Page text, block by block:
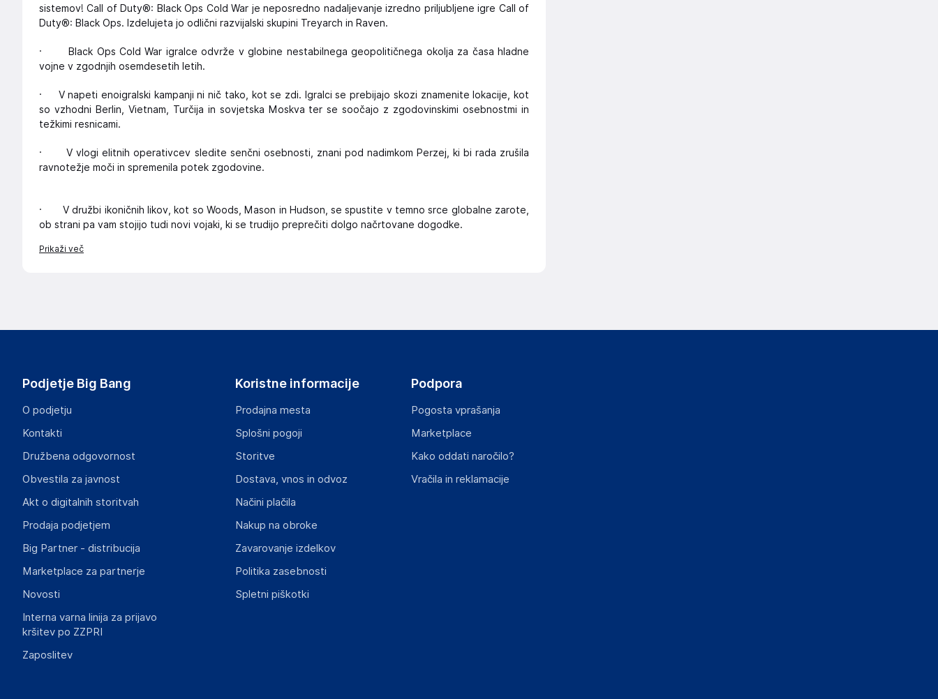
sistemov! Call of Duty®: Black Ops Cold War je neposredno nadaljevanje izredno priljubljene igre Call of
Duty®: Black Ops. Izdelujeta jo odlični razvijalski skupini Treyarch in Raven.
· Black Ops Cold War igralce odvrže v globine nestabilnega geopolitičnega okolja za časa hladne
vojne v zgodnjih osemdesetih letih.
· V napeti enoigralski kampanji ni nič tako, kot se zdi. Igralci se prebijajo skozi znamenite lokacije, kot
so vzhodni Berlin, Vietnam, Turčija in sovjetska Moskva ter se soočajo z zgodovinskimi osebnostmi in
težkimi resnicami.
· V vlogi elitnih operativcev sledite senčni osebnosti, znani pod nadimkom Perzej, ki bi rada zrušila
ravnotežje moči in spremenila potek zgodovine.
· V družbi ikoničnih likov, kot so Woods, Mason in Hudson, se spustite v temno srce globalne zarote,
ob strani pa vam stojijo tudi novi vojaki, ki se trudijo preprečiti dolgo načrtovane dogodke.
Prikaži več
Podjetje Big Bang
O podjetju
Kontakti
Družbena odgovornost
Obvestila za javnost
Akt o digitalnih storitvah
Prodaja podjetjem
Big Partner - distribucija
Marketplace za partnerje
Novosti
Interna varna linija za prijavo
kršitev po ZZPRI
Zaposlitev
Koristne informacije
Prodajna mesta
Splošni pogoji
Storitve
Dostava, vnos in odvoz
Načini plačila
Nakup na obroke
Zavarovanje izdelkov
Politika zasebnosti
Spletni piškotki
Podpora
Pogosta vprašanja
Marketplace
Kako oddati naročilo?
Vračila in reklamacije